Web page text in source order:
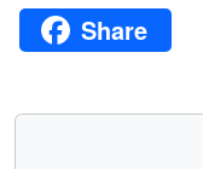
Share